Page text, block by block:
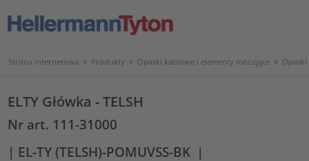
Strona internetowa > Produkty > Opaski kablowe i elementy mocujące >
ELTY Główka - TELSH
Nr art. 111-31000
| EL-TY (TELSH)-POMUVSS-BK |